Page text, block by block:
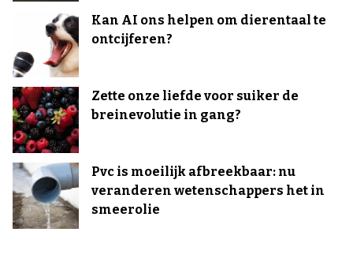
Kan AI ons helpen om dierentaal te
ontcijferen?
Zette onze liefde voor suiker de
breinevolutie in gang?
Pvc is moeilijk afbreekbaar: nu
veranderen wetenschappers het in
smeerolie